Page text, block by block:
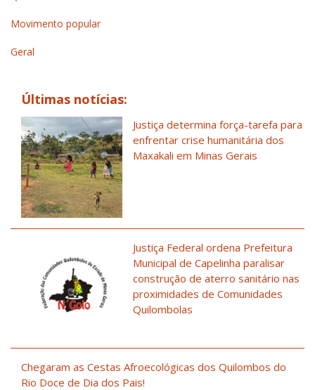
Movimento popular
Geral
Últimas notícias:
Justiça determina força-tarefa para
enfrentar crise humanitária dos
Maxakali em Minas Gerais
Justiça Federal ordena Prefeitura
Municipal de Capelinha paralisar
construção de aterro sanitário nas
proximidades de Comunidades
Quilombolas
Chegaram as Cestas Afroecológicas dos Quilombos do
Rio Doce de Dia dos Pais!